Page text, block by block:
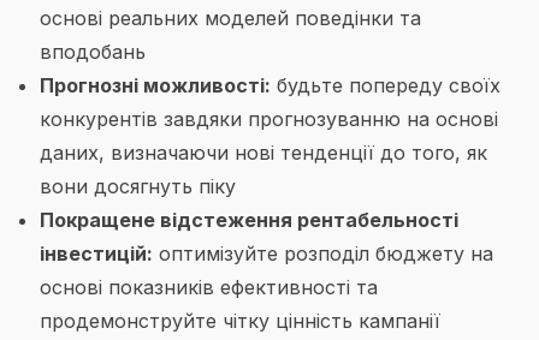
основі реальних моделей поведінки та
вподобань
Прогнозні можливості: будьте попереду своїх
конкурентів завдяки прогнозуванню на основі
даних, визначаючи нові тенденції до того, як
вони досягнуть піку
Покращене відстеження рентабельності
інвестицій: оптимізуйте розподіл бюджету на
основі показників ефективності та
продемонструйте чітку цінність кампанії